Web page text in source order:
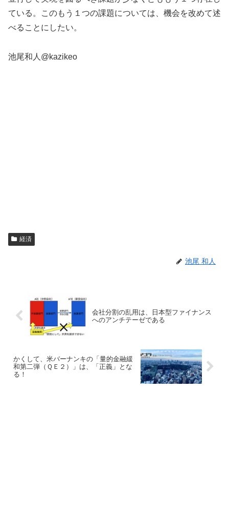
ている。このもう１つの課題については、機会を改めて述
べることにしたい。
池尾和人@kazikeo
経済
池尾 和人
会社分割の乱用は、日本型ファイナンス
へのアンチテーゼである
かくして、米バーナンキの「量的金融緩
和第二弾（ＱＥ２）」は、「正義」とな
る！